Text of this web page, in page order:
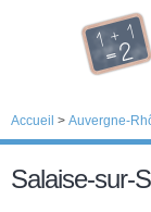
Accueil > Auvergne-
Salaise-sur-